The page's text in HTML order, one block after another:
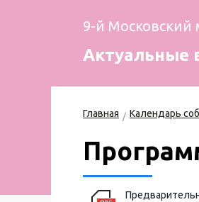
9-й Московский
Актуальные
Главная Календарь